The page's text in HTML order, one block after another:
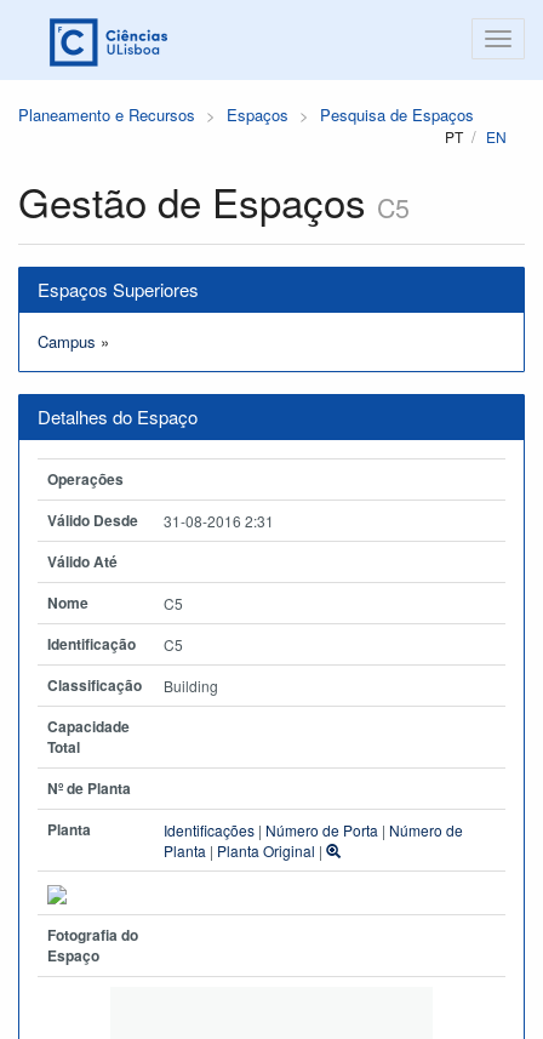
Planeamento e Recursos Espaços Pesquisa de Espaços
PT EN
Gestão de Espaços C5
Espaços Superiores
Campus »
Detalhes do Espaço
Operações
Válido Desde
31-08-2016 2:31
Válido Até
Nome
C5
Identificação C5
Classificação Building
Capacidade
Total
Nº de Planta
Planta
Identificações | Número de Porta | Número de
Planta | Planta Original |
Fotografia do
Espaço